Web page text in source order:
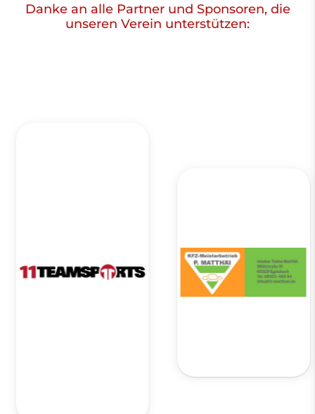
Danke an alle Partner und Sponsoren, die
unseren Verein unterstützen: